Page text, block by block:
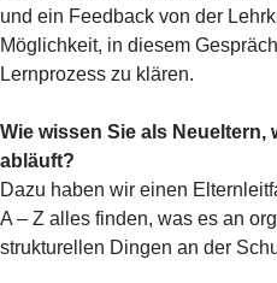
und ein Feedback von der
Möglichkeit, in diesem
Lernprozess zu klären.
Wie wissen Sie als Neueltern,
abläuft?
Dazu haben wir einen
A – Z alles finden, was es an
strukturellen Dingen an der